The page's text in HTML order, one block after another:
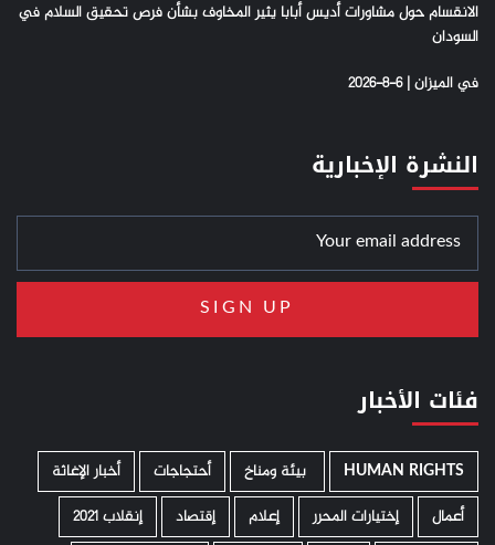
الانقسام حول مشاورات أديس أبابا يثير المخاوف بشأن فرص تحقيق السلام في
السودان
في الميزان | 6-8-2026
النشرة الإخبارية
فئات الأخبار
HUMAN RIGHTS ­ بيئة ومناخ أحتجاجات
أخبار الإغاثة
أعمال
إختيارات المحرر إعلام إقتصاد
إنقلاب 2021